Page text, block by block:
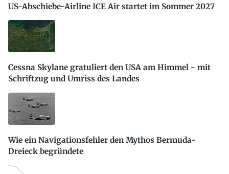
US-Abschiebe-Airline ICE Air startet im Sommer 2027
Cessna Skylane gratuliert den USA am Himmel - mit
Schriftzug und Umriss des Landes
Wie ein Navigationsfehler den Mythos Bermuda-
Dreieck begründete